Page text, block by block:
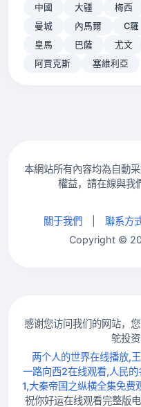
中國 大疆 梅西
曼城
內馬爾 C羅
皇馬
巴薩 尤文
阿賈克斯
塞維利亞
本網站所有內容均為自動
權益，請在線與我
關于我們 聯系方
Copyright ©
感谢您访问我们的网站，
鸵投
两个人的世界在线播放,
一路向西2在线观看,人民
1,大秦帝国之纵横全集免费
祝你好运在线观看完整版